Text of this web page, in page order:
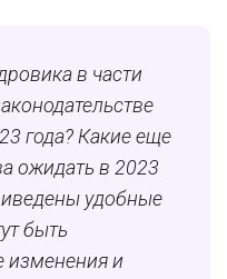
в части
года? Какие еще
ожидать в 2023
удобные
быть
изменения и